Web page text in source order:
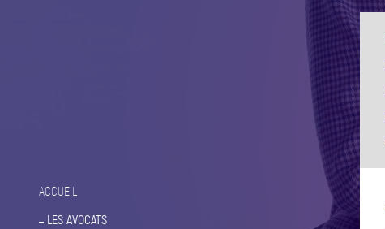
ACCUEIL
LES AVOCATS